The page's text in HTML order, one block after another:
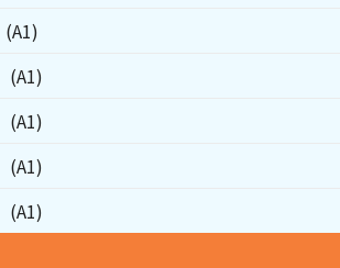
(A1)
(A1)
(A1)
(A1)
(A1)